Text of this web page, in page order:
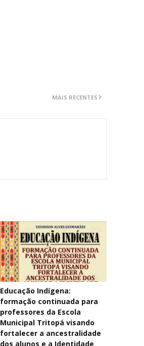
MAIS RECENTES
Educação Indígena:
formação continuada para
professores da Escola
Municipal Tritopá visando
fortalecer a ancestralidade
dos alunos e a Identidade